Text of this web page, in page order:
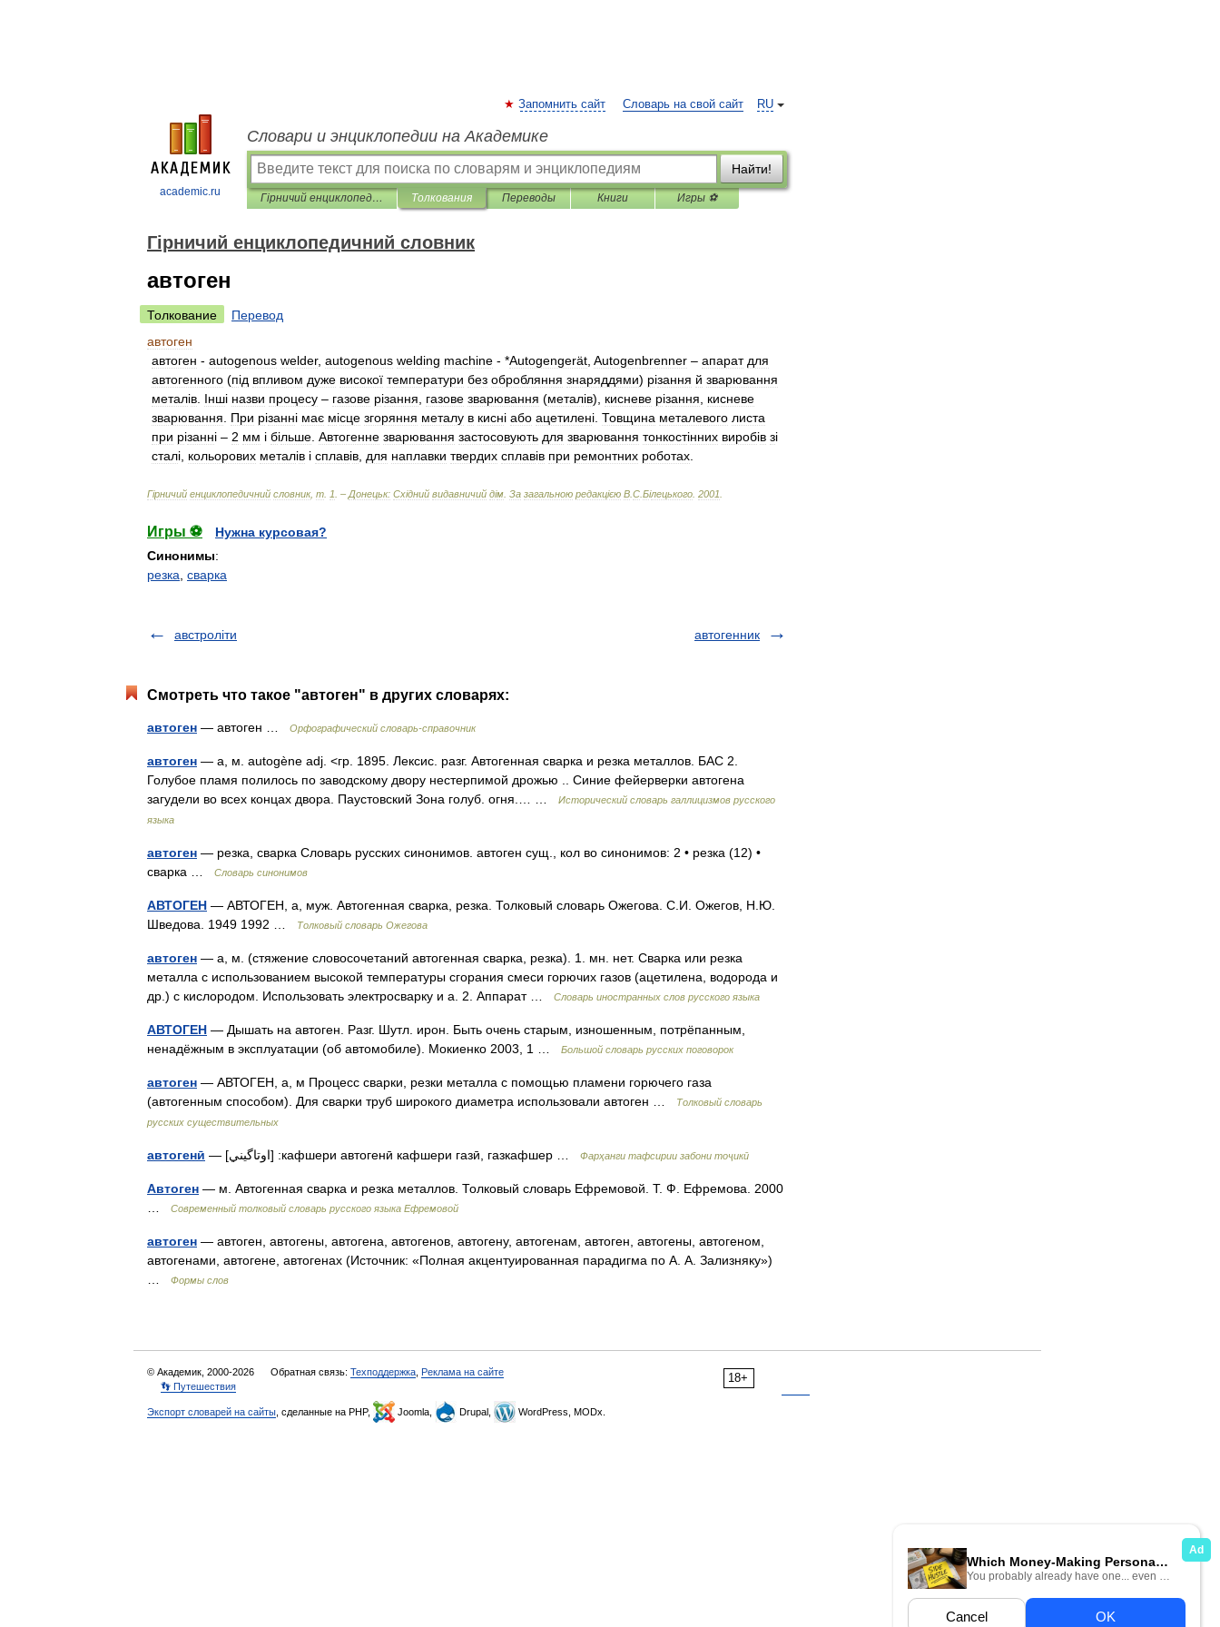
academic.ru
RU
Запомнить сайт Словарь на свой сайт
Словари и энциклопедии на Академике
Найти!
Гірничий енциклопедичний словник Толкования Переводы Книги Игры ⚽
Гірничий енциклопедичний словник
автоген
Толкование
Перевод
автоген
автоген - autogenous welder, autogenous welding machine - *Autogengerät Autogenbrenner – апарат для
автогенного (під впливом дуже високої температури без обробляння знаряддями) різання й зварювання
металів Інші назви процесу – газове різання газове зварювання (металів), кисневе різання
кисневе
зварювання
При різанні має місце згоряння металу в кисні або ацетилені. Товщина металевого листа
при різанні – 2 мм і більше Автогенне зварювання застосовують для зварювання тонкостінних виробів зі
сталі, кольорових металів і сплавів для наплавки твердих сплавів при ремонтних роботах
Гірничий енциклопедичний словник, т 1 . – Донецьк: Східний видавничий дім За загальною редакцією В С Білецького 2001
Игры ⚽
Нужна курсовая?
Синонимы:
резка сварка
австроліти автогенник
Смотреть что такое "автоген" в других словарях:
автоген — автоген … Орфографический словарь-справочник
автоген — а, м. autogène adj. <гр. 1895. Лексис. разг. Автогенная сварка и резка металлов. БАС 2.
Голубое пламя полилось по заводскому двору нестерпимой дрожью .. Синие фейерверки автогена
загудели во всех концах двора. Паустовский Зона голуб. огня.… …
Исторический словарь галлицизмов русского
языка
автоген — резка, сварка Словарь русских синонимов. автоген сущ., кол во синонимов: 2 • резка (12) •
сварка …
Словарь синонимов
АВТОГЕН — АВТОГЕН, а, муж. Автогенная сварка, резка. Толковый словарь Ожегова. С.И. Ожегов, Н.Ю.
Шведова. 1949 1992 …
Толковый словарь Ожегова
автоген — а, м. (стяжение словосочетаний автогенная сварка, резка). 1. мн. нет. Сварка или резка
металла с использованием высокой температуры сгорания смеси горючих газов (ацетилена, водорода и
др.) с кислородом. Использовать электросварку и а. 2. Аппарат …
Словарь иностранных слов русского языка
АВТОГЕН — Дышать на автоген. Разг. Шутл. ирон. Быть очень старым, изношенным, потрёпанным,
ненадёжным в эксплуатации (об автомобиле). Мокиенко 2003, 1 …
Большой словарь русских поговорок
автоген — АВТОГЕН, а, м Процесс сварки, резки металла с помощью пламени горючего газа
(автогенным способом). Для сварки труб широкого диаметра использовали автоген …
Толковый словарь
русских существительных
автогенӣ — [اوتاگيني] :кафшери автогенӣ кафшери газӣ, газкафшер … Фарҳанги тафсирии забони тоҷикӣ
Автоген — м. Автогенная сварка и резка металлов. Толковый словарь Ефремовой. Т. Ф. Ефремова. 2000
Современный толковый словарь русского языка Ефремовой
автоген — автоген, автогены, автогена, автогенов, автогену, автогенам, автоген, автогены, автогеном,
автогенами, автогене, автогенах (Источник: «Полная акцентуированная парадигма по А. А. Зализняку»)
Формы слов
18+
© Академик, 2000-2026 Обратная связь: Техподдержка Реклама на сайте
👣 Путешествия
Экспорт словарей на сайты , сделанные на PHP, Joomla, Drupal, WordPress, MODx.